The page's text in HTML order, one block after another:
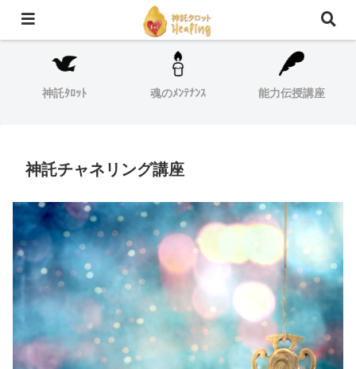
モバイルは左上【≡】をクリック
神託ﾀﾛｯﾄ 魂のﾒﾝﾃﾅﾝｽ 能力伝授講座
神託チャネリング講座